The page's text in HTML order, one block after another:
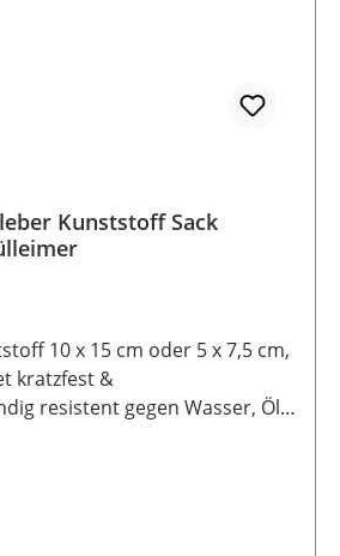
Kunststoff Sack
kratzfest &
resistent gegen Wasser, Öl,